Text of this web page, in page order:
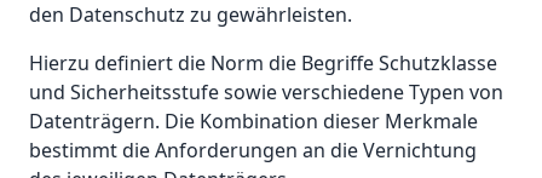
den Datenschutz zu gewährleisten.
Hierzu definiert die Norm die Begriffe Schutzklasse
und Sicherheitsstufe sowie verschiedene Typen von
Datenträgern. Die Kombination dieser Merkmale
bestimmt die Anforderungen an die Vernichtung